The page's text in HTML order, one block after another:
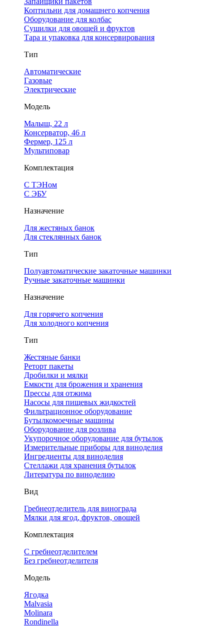
Коптильни для домашнего копчения
Оборудование для колбас
Сушилки для овощей и фруктов
Тара и упаковка для консервирования
Тип
Автоматические
Газовые
Электрические
Модель
Малыш, 22 л
Консерватор, 46 л
Фермер, 125 л
Мультиповар
Комплектация
С ТЭНом
С ЭБУ
Назначение
Для жестяных банок
Для стеклянных банок
Тип
Полуавтоматические закаточные машинки
Ручные закаточные машинки
Назначение
Для горячего копчения
Для холодного копчения
Тип
Жестяные банки
Реторт пакеты
Дробилки и мялки
Емкости для брожения и хранения
Прессы для отжима
Насосы для пищевых жидкостей
Фильтрационное оборудование
Бутылкомоечные машины
Оборудование для розлива
Укупорочное оборудование для бутылок
Измерительные приборы для виноделия
Ингредиенты для виноделия
Стеллажи для хранения бутылок
Литература по виноделию
Вид
Гребнеотделитель для винограда
Мялки для ягод, фруктов, овощей
Комплектация
С гребнеотделителем
Без гребнеотделителя
Модель
Ягодка
Malvasia
Molinara
Rondinella